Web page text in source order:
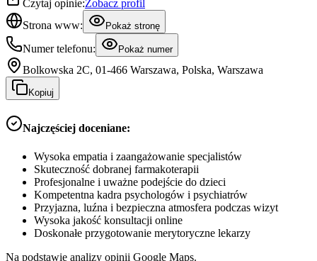
Czytaj opinie:Zobacz profil
Strona www:
Pokaż stronę
Numer telefonu: Pokaż numer
Bolkowska 2C, 01-466 Warszawa, Polska, Warszawa
Kopiuj
Najczęściej doceniane:
Wysoka empatia i zaangażowanie specjalistów
Skuteczność dobranej farmakoterapii
Profesjonalne i uważne podejście do dzieci
Kompetentna kadra psychologów i psychiatrów
Przyjazna, luźna i bezpieczna atmosfera podczas wizyt
Wysoka jakość konsultacji online
Doskonałe przygotowanie merytoryczne lekarzy
Na podstawie analizy opinii Google Maps.